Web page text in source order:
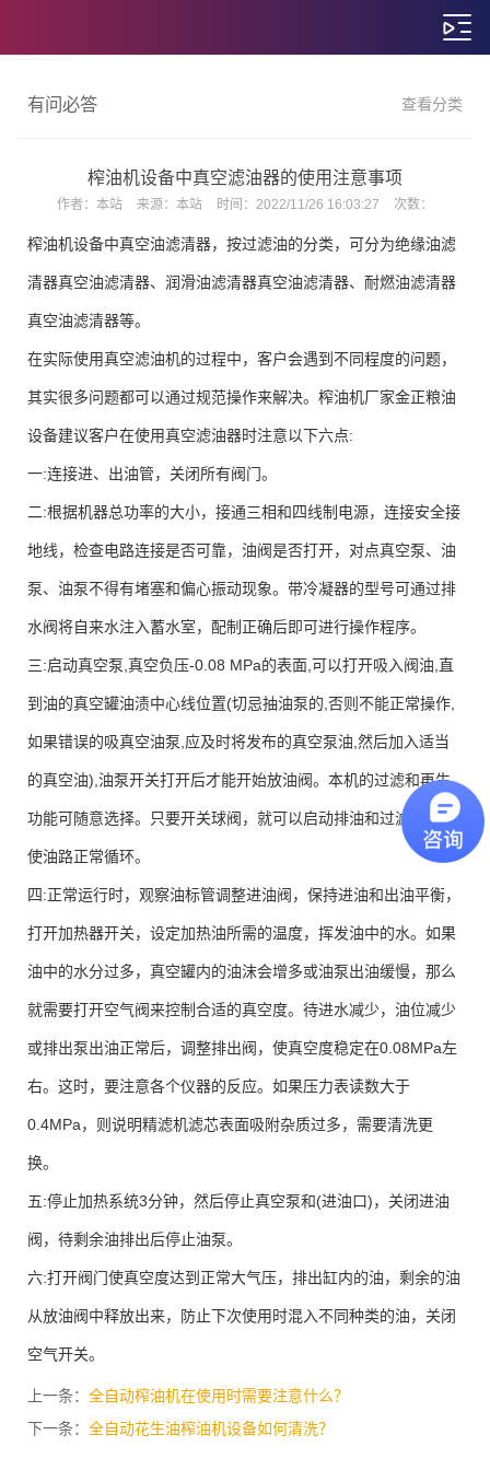
有问必答 查看分类
榨油机设备中真空滤油器的使用注意事项
作者： 本站 来源： 本站 时间： 2022/11/26 16:03:27 次数：
榨油机设备中真空油滤清器，按过滤油的分类，可分为绝缘油滤
清器真空油滤清器、润滑油滤清器真空油滤清器、耐燃油滤清器
真空油滤清器等。
在实际使用真空滤油机的过程中，客户会遇到不同程度的问题，
其实很多问题都可以通过规范操作来解决。榨油机厂家金正粮油
设备建议客户在使用真空滤油器时注意以下六点:
一:连接进、出油管，关闭所有阀门。
二:根据机器总功率的大小，接通三相和四线制电源，连接安全接
地线，检查电路连接是否可靠，油阀是否打开，对点真空泵、油
泵、油泵不得有堵塞和偏心振动现象。带冷凝器的型号可通过排
水阀将自来水注入蓄水室，配制正确后即可进行操作程序。
三:启动真空泵,真空负压-0.08 MPa的表面,可以打开吸入阀油,直
到油的真空罐油渍中心线位置(切忌抽油泵的,否则不能正常操作,
如果错误的吸真空油泵,应及时将发布的真空泵油,然后加入适当
的真空油),油泵开关打开后才能开始放油阀。本机的过滤和再生
功能可随意选择。只要开关球阀，就可以启动排油和过滤杂质，
使油路正常循环。
四:正常运行时，观察油标管调整进油阀，保持进油和出油平衡，
打开加热器开关，设定加热油所需的温度，挥发油中的水。如果
油中的水分过多，真空罐内的油沫会增多或油泵出油缓慢，那么
就需要打开空气阀来控制合适的真空度。待进水减少，油位减少
或排出泵出油正常后，调整排出阀，使真空度稳定在0.08MPa左
右。这时，要注意各个仪器的反应。如果压力表读数大于
0.4MPa，则说明精滤机滤芯表面吸附杂质过多，需要清洗更
换。
五:停止加热系统3分钟，然后停止真空泵和(进油口)，关闭进油
阀，待剩余油排出后停止油泵。
六:打开阀门使真空度达到正常大气压，排出缸内的油，剩余的油
从放油阀中释放出来，防止下次使用时混入不同种类的油，关闭
空气开关。
上一条： 全自动榨油机在使用时需要注意什么？
下一条： 全自动花生油榨油机设备如何清洗？